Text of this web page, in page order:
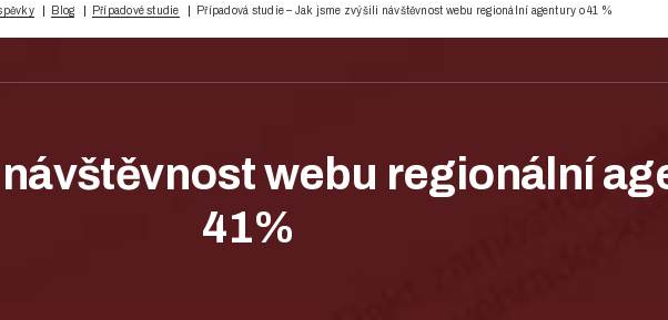
Blog Případové studie Případová studie – Jak jsme zvýšili návštěvnost webu regionální agentury o 41 %
webu regionální
41%